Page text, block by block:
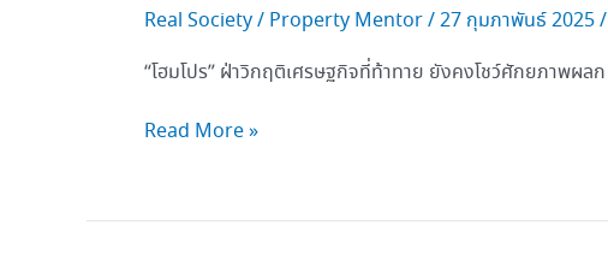
Real Society/ Property Mentor/27 กุมภาพันธ์ 2025/
“โฮมโปร” ฝ่าวิกฤติเศรษฐกิจที่ท้าทาย ยังคงโชว์ศักยภาพผลก
Read More »